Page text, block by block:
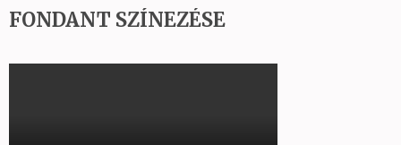
FONDANT SZÍNEZÉSE